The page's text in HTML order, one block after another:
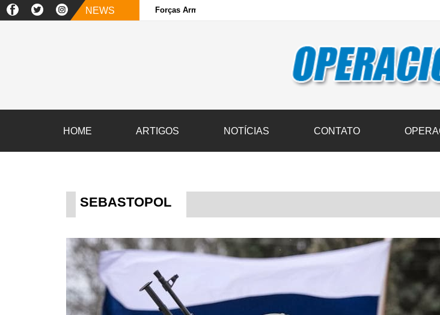
NEWS Forças Armadas e sociedade civil transportam 3,6 mil toneladas de
HOME ARTIGOS NOTÍCIAS CONTATO
SEBASTOPOL